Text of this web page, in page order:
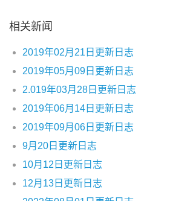
相关新闻
2019年02月21日更新日志
2019年05月09日更新日志
2.019年03月28日更新日志
2019年06月14日更新日志
2019年09月06日更新日志
9月20日更新日志
10月12日更新日志
12月13日更新日志